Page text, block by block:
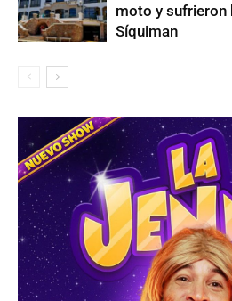
moto y sufrieron
Síquiman